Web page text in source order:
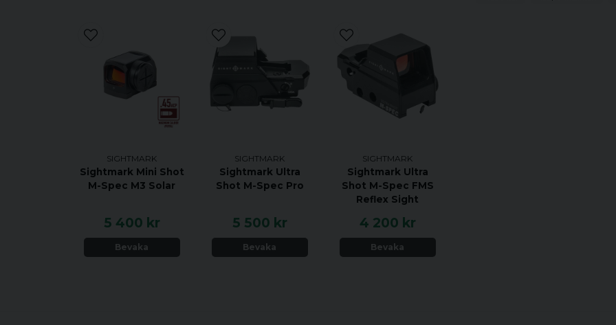
SIGHTMARK
Sightmark Mini Shot
M-Spec M3 Solar
5 400 kr
Bevaka
SIGHTMARK
Sightmark Ultra
Shot M-Spec Pro
5 500 kr
Bevaka
SIGHTMARK
Sightmark Ultra
Shot M-Spec FMS
Reflex Sight
4 200 kr
Bevaka